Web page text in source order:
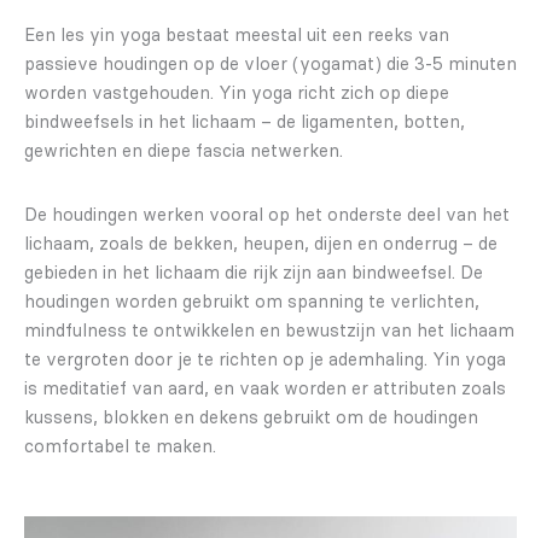
Een les yin yoga bestaat meestal uit een reeks van
passieve houdingen op de vloer (yogamat) die 3-5 minuten
worden vastgehouden. Yin yoga richt zich op diepe
bindweefsels in het lichaam – de ligamenten, botten,
gewrichten en diepe fascia netwerken.
De houdingen werken vooral op het onderste deel van het
lichaam, zoals de bekken, heupen, dijen en onderrug – de
gebieden in het lichaam die rijk zijn aan bindweefsel. De
houdingen worden gebruikt om spanning te verlichten,
mindfulness te ontwikkelen en bewustzijn van het lichaam
te vergroten door je te richten op je ademhaling. Yin yoga
is meditatief van aard, en vaak worden er attributen zoals
kussens, blokken en dekens gebruikt om de houdingen
comfortabel te maken.